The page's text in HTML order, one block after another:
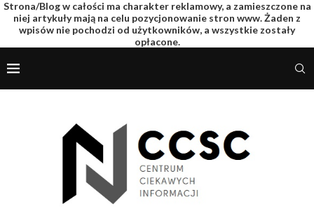
Strona/Blog w całości ma charakter reklamowy, a zamieszczone na
niej artykuły mają na celu pozycjonowanie stron www. Żaden z
wpisów nie pochodzi od użytkowników, a wszystkie zostały
opłacone.